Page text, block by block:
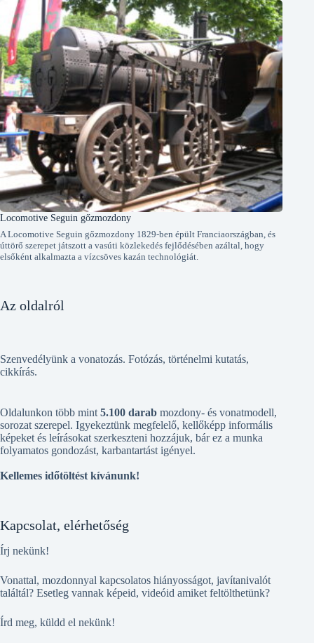
Locomotive Seguin gőzmozdony
A Locomotive Seguin gőzmozdony 1829-ben épült Franciaországban, és
úttörő szerepet játszott a vasúti közlekedés fejlődésében azáltal, hogy
elsőként alkalmazta a vízcsöves kazán technológiát.
Az oldalról
Szenvedélyünk a vonatozás. Fotózás, történelmi kutatás,
cikkírás.
Oldalunkon több mint 5.100 darab mozdony- és vonatmodell,
sorozat szerepel. Igyekeztünk megfelelő, kellőképp informális
képeket és leírásokat szerkeszteni hozzájuk, bár ez a munka
folyamatos gondozást, karbantartást igényel.
Kellemes időtöltést kívánunk!
Kapcsolat, elérhetőség
Írj nekünk!
Vonattal, mozdonnyal kapcsolatos hiányosságot, javítanivalót
találtál? Esetleg vannak képeid, videóid amiket feltölthetünk?
Írd meg, küldd el nekünk!